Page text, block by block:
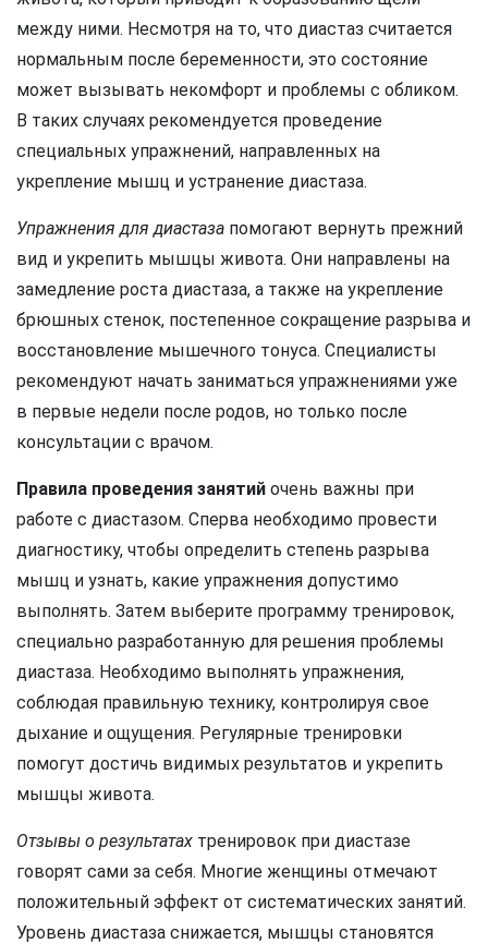
между ними. Несмотря на то, что диастаз считается
нормальным после беременности, это состояние
может вызывать некомфорт и проблемы с обликом.
В таких случаях рекомендуется проведение
специальных упражнений, направленных на
укрепление мышц и устранение диастаза.
Упражнения для диастаза помогают вернуть прежний
вид и укрепить мышцы живота. Они направлены на
замедление роста диастаза, а также на укрепление
брюшных стенок, постепенное сокращение разрыва и
восстановление мышечного тонуса. Специалисты
рекомендуют начать заниматься упражнениями уже
в первые недели после родов, но только после
консультации с врачом.
Правила проведения занятий очень важны при
работе с диастазом. Сперва необходимо провести
диагностику, чтобы определить степень разрыва
мышц и узнать, какие упражнения допустимо
выполнять. Затем выберите программу тренировок,
специально разработанную для решения проблемы
диастаза. Необходимо выполнять упражнения,
соблюдая правильную технику, контролируя свое
дыхание и ощущения. Регулярные тренировки
помогут достичь видимых результатов и укрепить
мышцы живота.
Отзывы о результатах тренировок при диастазе
говорят сами за себя. Многие женщины отмечают
положительный эффект от систематических занятий.
Уровень диастаза снижается, мышцы становятся